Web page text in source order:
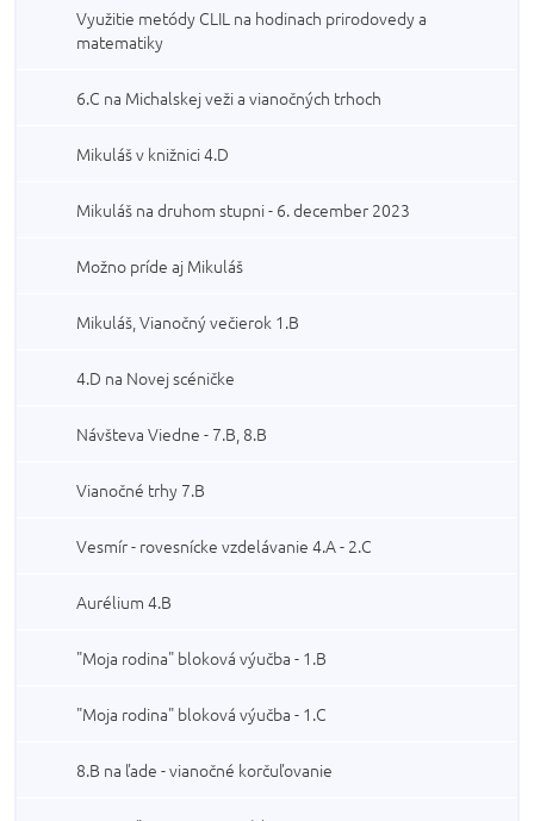
Využitie metódy CLIL na hodinach prirodovedy a
matematiky
6.C na Michalskej veži a vianočných trhoch
Mikuláš v knižnici 4.D
Mikuláš na druhom stupni - 6. december 2023
Možno príde aj Mikuláš
Mikuláš, Vianočný večierok 1.B
4.D na Novej scéničke
Návšteva Viedne - 7.B, 8.B
Vianočné trhy 7.B
Vesmír - rovesnícke vzdelávanie 4.A - 2.C
Aurélium 4.B
"Moja rodina" bloková výučba - 1.B
"Moja rodina" bloková výučba - 1.C
8.B na ľade - vianočné korčuľovanie